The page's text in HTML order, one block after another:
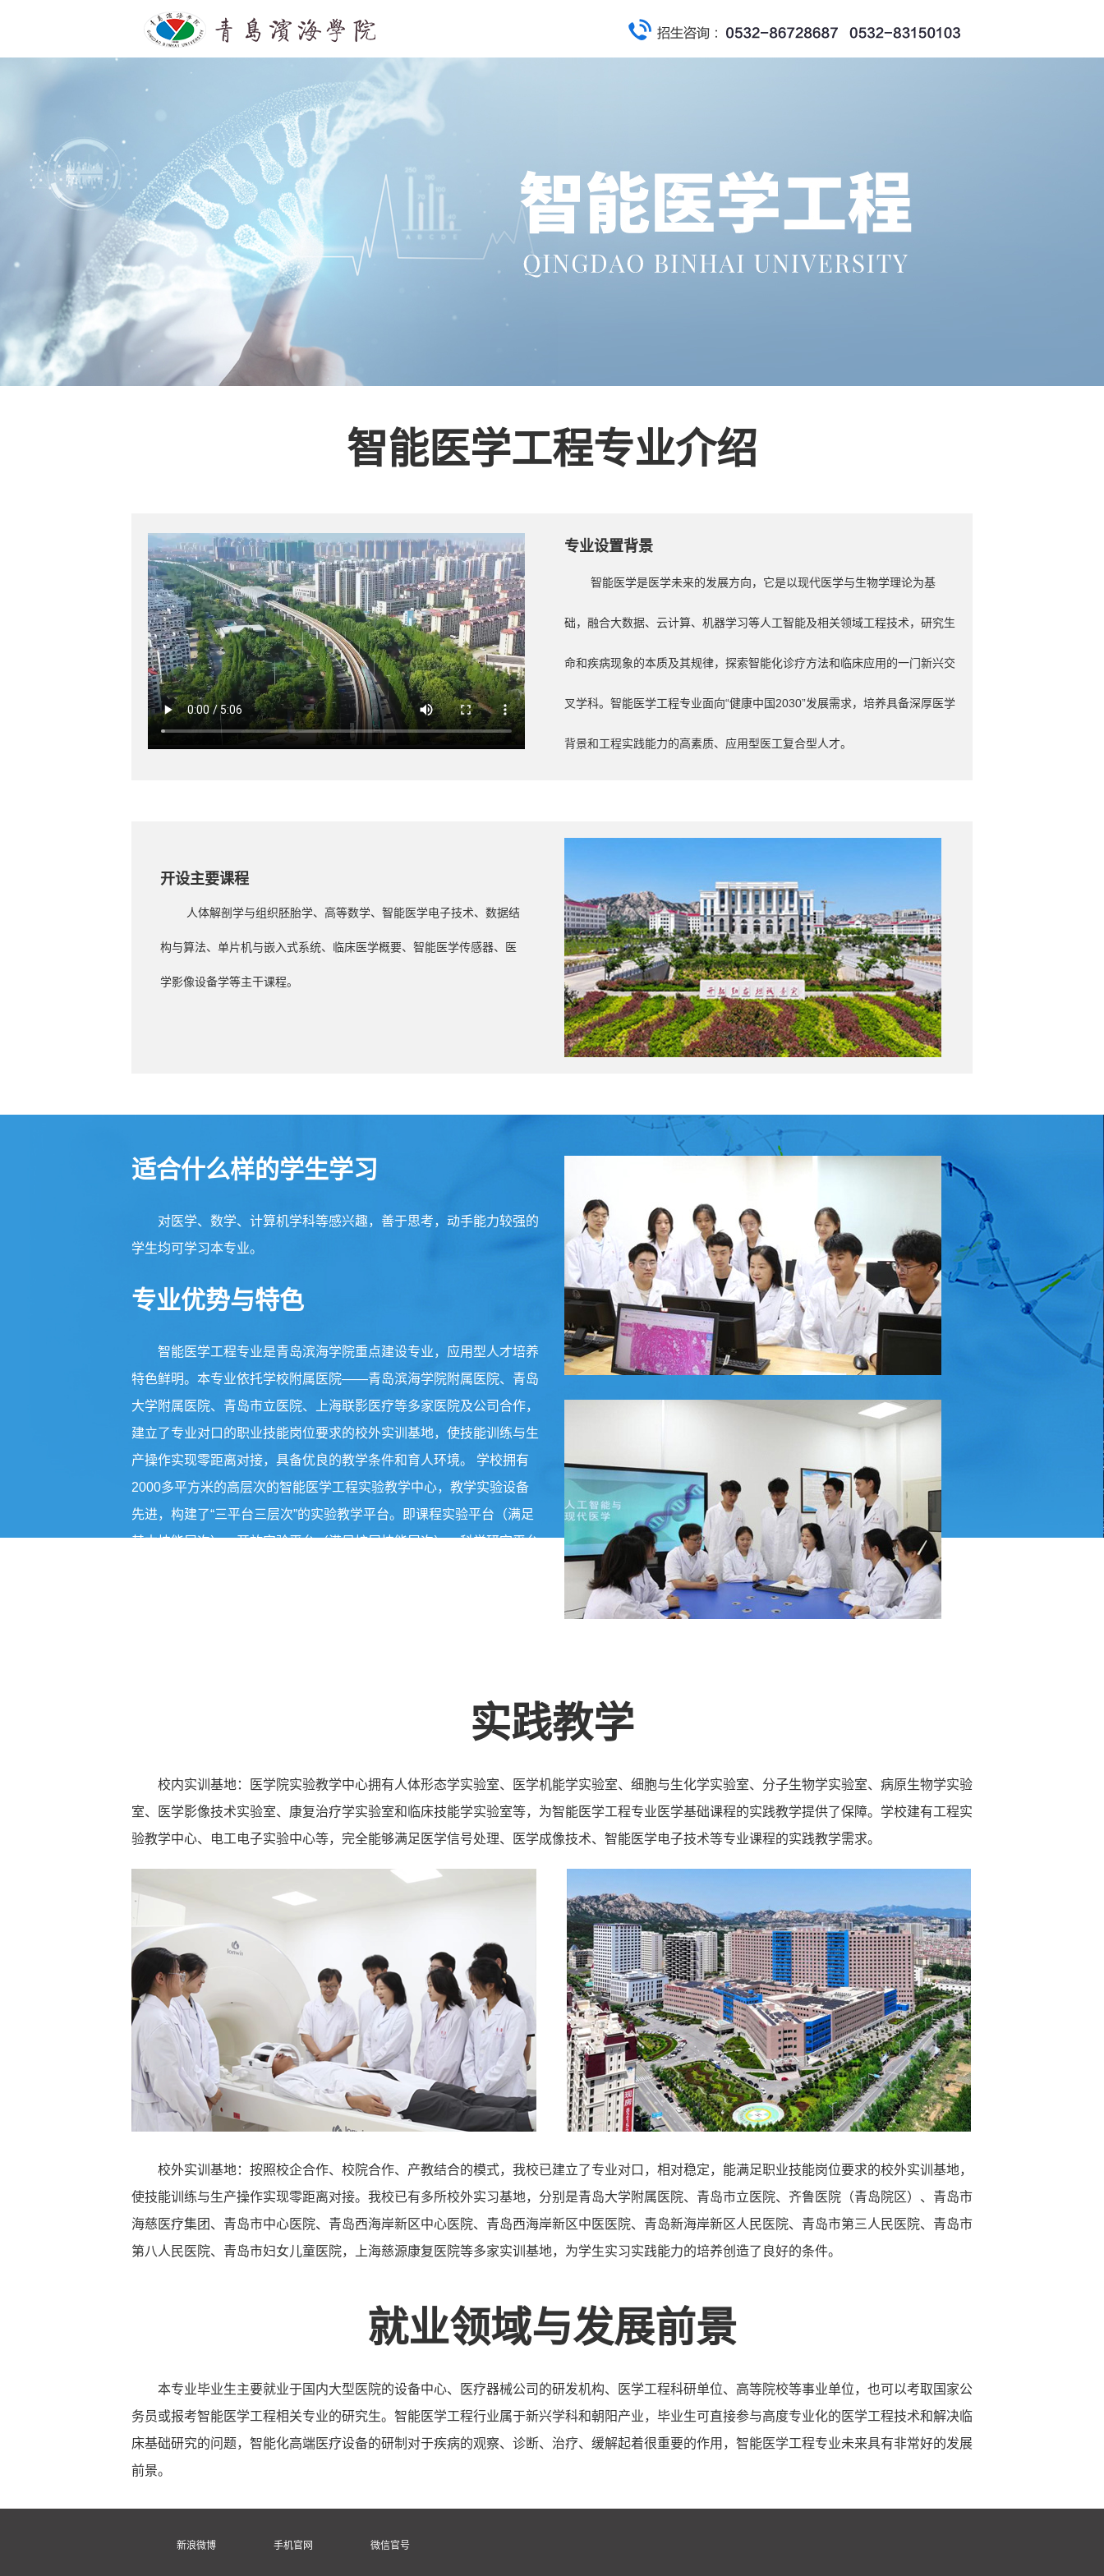
智能医学工程专业介绍
专业设置背景
智能医学是医学未来的发展方向，它是以现代医学与生物学理论为基
础，融合大数据、云计算、机器学习等人工智能及相关领域工程技术，研究生
命和疾病现象的本质及其规律，探索智能化诊疗方法和临床应用的一门新兴交
叉学科。智能医学工程专业面向“健康中国2030”发展需求，培养具备深厚医学
背景和工程实践能力的高素质、应用型医工复合型人才。
开设主要课程
人体解剖学与组织胚胎学、高等数学、智能医学电子技术、数据结
构与算法、单片机与嵌入式系统、临床医学概要、智能医学传感器、医
学影像设备学等主干课程。
适合什么样的学生学习
对医学、数学、计算机学科等感兴趣，善于思考，动手能力较强的
学生均可学习本专业。
专业优势与特色
智能医学工程专业是青岛滨海学院重点建设专业，应用型人才培养
特色鲜明。本专业依托学校附属医院——青岛滨海学院附属医院、青岛
大学附属医院、青岛市立医院、上海联影医疗等多家医院及公司合作，
建立了专业对口的职业技能岗位要求的校外实训基地，使技能训练与生
产操作实现零距离对接，具备优良的教学条件和育人环境。 学校拥有
2000多平方米的高层次的智能医学工程实验教学中心，教学实验设备
先进，构建了“三平台三层次”的实验教学平台。即课程实验平台（满足
基本技能层次）、开放实验平台（满足扩展技能层次）、科学研究平台
实践教学
校内实训基地：医学院实验教学中心拥有人体形态学实验室、医学机能学实验室、细胞与生化学实验室、分子生物学实验室、病原生物学实验
室、医学影像技术实验室、康复治疗学实验室和临床技能学实验室等，为智能医学工程专业医学基础课程的实践教学提供了保障。学校建有工程实
验教学中心、电工电子实验中心等，完全能够满足医学信号处理、医学成像技术、智能医学电子技术等专业课程的实践教学需求。
校外实训基地：按照校企合作、校院合作、产教结合的模式，我校已建立了专业对口，相对稳定，能满足职业技能岗位要求的校外实训基地，
使技能训练与生产操作实现零距离对接。我校已有多所校外实习基地，分别是青岛大学附属医院、青岛市立医院、齐鲁医院（青岛院区）、青岛市
海慈医疗集团、青岛市中心医院、青岛西海岸新区中心医院、青岛西海岸新区中医医院、青岛新海岸新区人民医院、青岛市第三人民医院、青岛市
第八人民医院、青岛市妇女儿童医院，上海慈源康复医院等多家实训基地，为学生实习实践能力的培养创造了良好的条件。
就业领域与发展前景
本专业毕业生主要就业于国内大型医院的设备中心、医疗器械公司的研发机构、医学工程科研单位、高等院校等事业单位，也可以考取国家公
务员或报考智能医学工程相关专业的研究生。智能医学工程行业属于新兴学科和朝阳产业，毕业生可直接参与高度专业化的医学工程技术和解决临
床基础研究的问题，智能化高端医疗设备的研制对于疾病的观察、诊断、治疗、缓解起着很重要的作用，智能医学工程专业未来具有非常好的发展
前景。
新浪微博 手机官网 微信官号